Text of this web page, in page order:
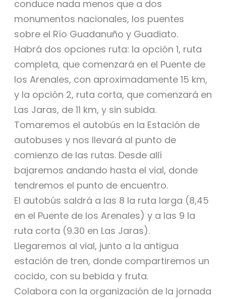
conduce nada menos que a dos
monumentos nacionales, los puentes
sobre el Río Guadanuño y Guadiato.
Habrá dos opciones ruta: la opción 1, ruta
completa, que comenzará en el Puente de
los Arenales, con aproximadamente 15 km,
y la opción 2, ruta corta, que comenzará en
Las Jaras, de 11 km, y sin subida.
Tomaremos el autobús en la Estación de
autobuses y nos llevará al punto de
comienzo de las rutas. Desde allí
bajaremos andando hasta el vial, donde
tendremos el punto de encuentro.
El autobús saldrá a las 8 la ruta larga (8,45
en el Puente de los Arenales) y a las 9 la
ruta corta (9.30 en Las Jaras).
Llegaremos al vial, junto a la antigua
estación de tren, donde compartiremos un
cocido, con su bebida y fruta.
Colabora con la organización de la jornada